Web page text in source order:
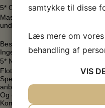
5* Oktober 2025 Peter Trier
Masser af oplevelser og
under “seancen”
Besøgstidspunkt Weekend
Ingen ventetid
5* November 2025 Ole Sørensen
Flot bygning. Skøn beliggenhed.
Specialudstillingen med Carsten
anbefales.
Og en fin lille cafe med den
Kommer gerne igen
samtykke til disse
Læs mere om
behandling af
VIS